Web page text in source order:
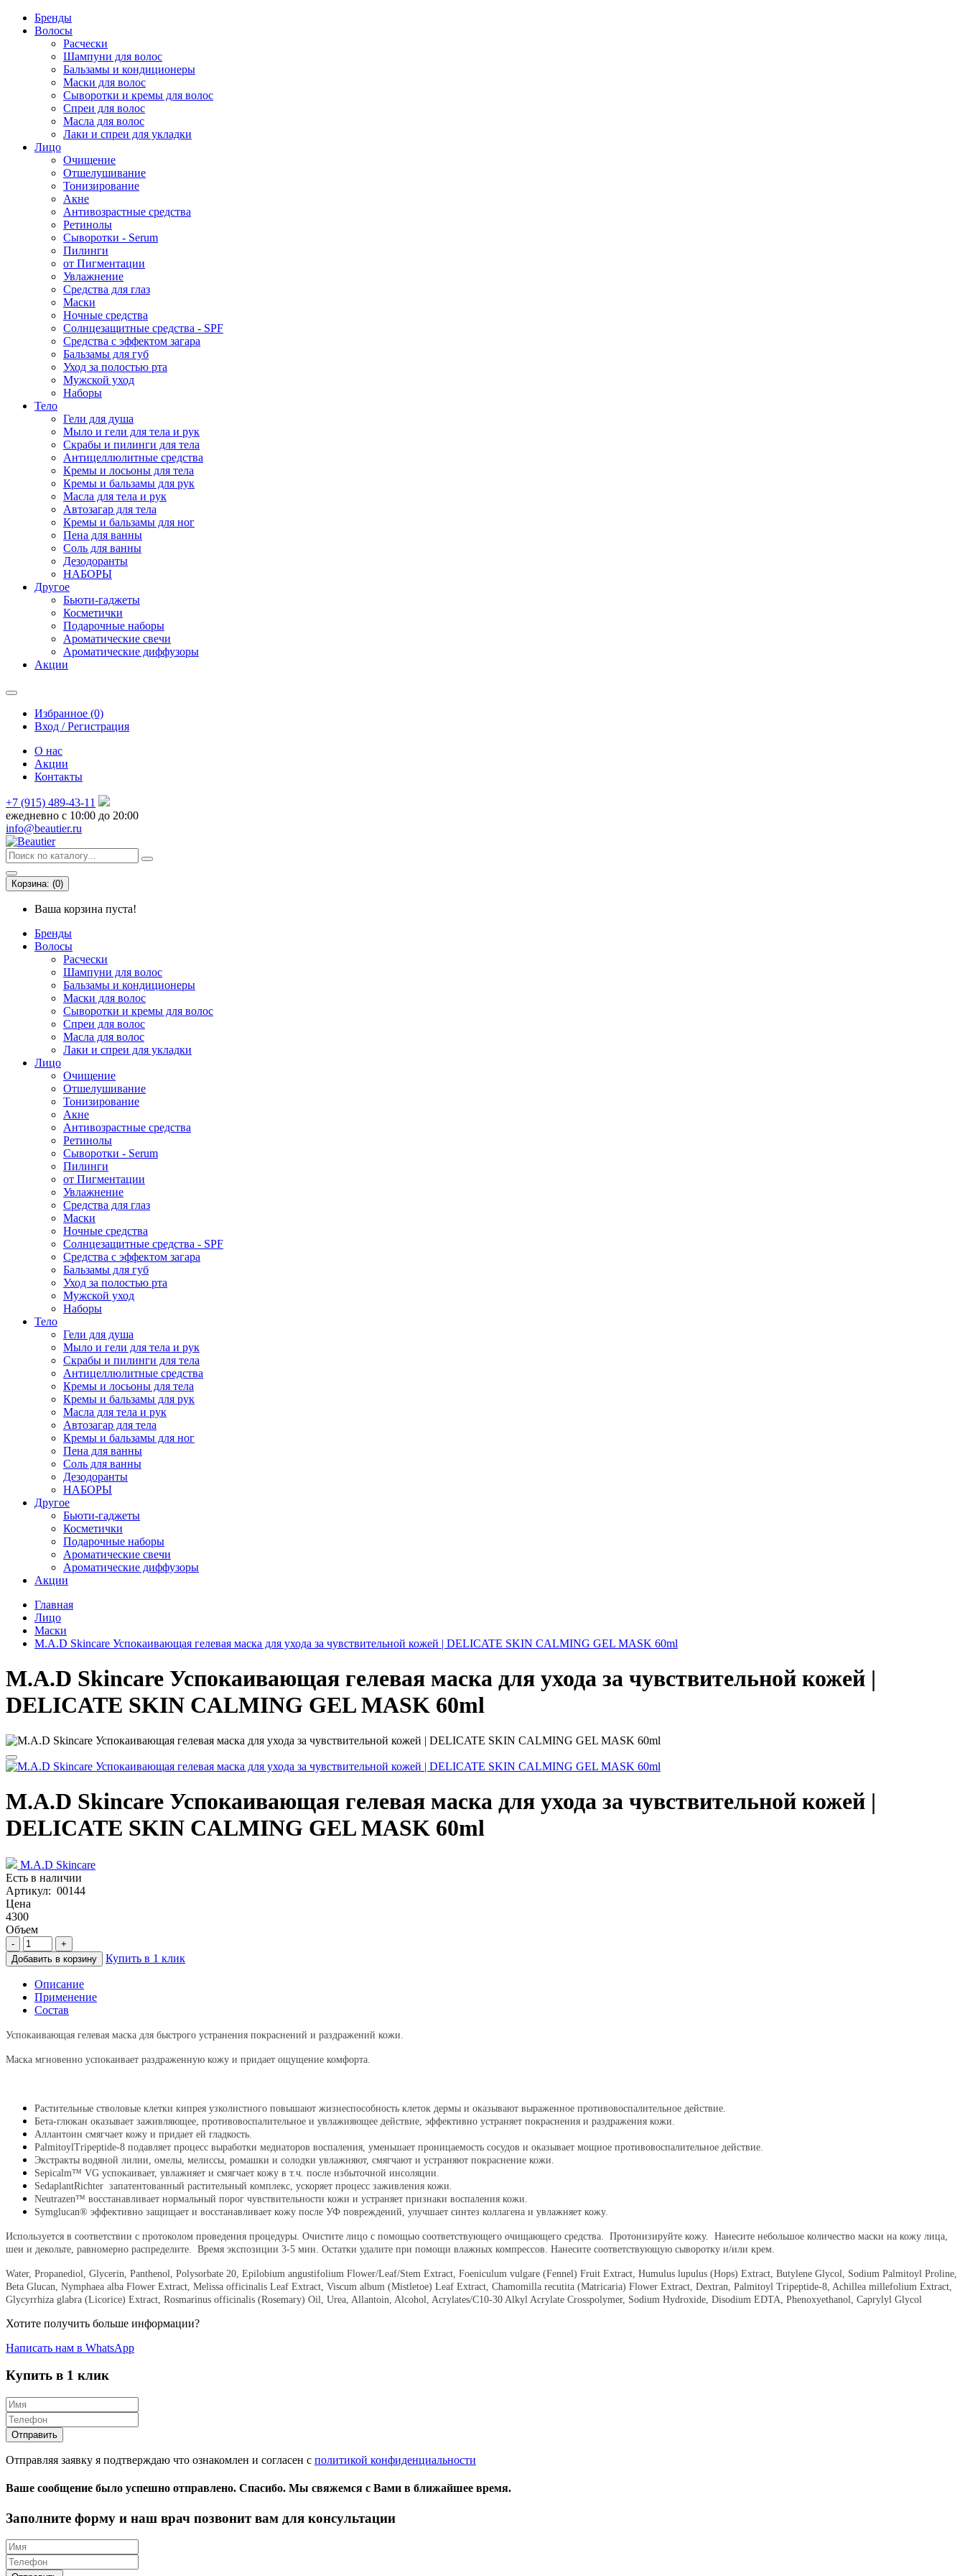
Бренды
Волосы
Расчески
Шампуни для волос
Бальзамы и кондиционеры
Маски для волос
Сыворотки и кремы для волос
Спреи для волос
Масла для волос
Лаки и спреи для укладки
Лицо
Очищение
Отшелушивание
Тонизирование
Акне
Антивозрастные средства
Ретинолы
Сыворотки - Serum
Пилинги
от Пигментации
Увлажнение
Средства для глаз
Маски
Ночные средства
Солнцезащитные средства - SPF
Средства c эффектом загара
Бальзамы для губ
Уход за полостью рта
Мужской уход
Наборы
Тело
Гели для душа
Мыло и гели для тела и рук
Скрабы и пилинги для тела
Антицеллюлитные средства
Кремы и лосьоны для тела
Кремы и бальзамы для рук
Масла для тела и рук
Автозагар для тела
Кремы и бальзамы для ног
Пена для ванны
Соль для ванны
Дезодоранты
НАБОРЫ
Другое
Бьюти-гаджеты
Косметички
Подарочные наборы
Ароматические свечи
Ароматические диффузоры
Акции
Избранное (0)
Вход / Регистрация
О нас
Акции
Контакты
+7 (915) 489-43-11
ежедневно с 10:00 до 20:00
info@beautier.ru
Корзина: (0)
Ваша корзина пуста!
Бренды
Волосы
Расчески
Шампуни для волос
Бальзамы и кондиционеры
Маски для волос
Сыворотки и кремы для волос
Спреи для волос
Масла для волос
Лаки и спреи для укладки
Лицо
Очищение
Отшелушивание
Тонизирование
Акне
Антивозрастные средства
Ретинолы
Сыворотки - Serum
Пилинги
от Пигментации
Увлажнение
Средства для глаз
Маски
Ночные средства
Солнцезащитные средства - SPF
Средства c эффектом загара
Бальзамы для губ
Уход за полостью рта
Мужской уход
Наборы
Тело
Гели для душа
Мыло и гели для тела и рук
Скрабы и пилинги для тела
Антицеллюлитные средства
Кремы и лосьоны для тела
Кремы и бальзамы для рук
Масла для тела и рук
Автозагар для тела
Кремы и бальзамы для ног
Пена для ванны
Соль для ванны
Дезодоранты
НАБОРЫ
Другое
Бьюти-гаджеты
Косметички
Подарочные наборы
Ароматические свечи
Ароматические диффузоры
Акции
Главная
Лицо
Маски
M.A.D Skincare Успокаивающая гелевая маска для ухода за чувствительной кожей | DELICATE SKIN CALMING GEL MASK 60ml
M.A.D Skincare Успокаивающая гелевая маска для ухода за чувствительной кожей |
DELICATE SKIN CALMING GEL MASK 60ml
M.A.D Skincare Успокаивающая гелевая маска для ухода за чувствительной кожей |
DELICATE SKIN CALMING GEL MASK 60ml
M.A.D Skincare
Есть в наличии
Артикул: 00144
Цена
4300
Объем
-
+
Добавить в корзину
Купить в 1 клик
Описание
Применение
Состав
Успокаивающая гелевая маска для быстрого устранения покраснений и раздражений кожи.
Маска мгновенно успокаивает раздраженную кожу и придает ощущение комфорта.
Растительные стволовые клетки кипрея узколистного повышают жизнеспособность клеток дермы и оказывают выраженное противовоспалительное действие.
Бета-глюкан оказывает заживляющее, противовоспалительное и увлажняющее действие, эффективно устраняет покраснения и раздражения кожи.
Аллантоин смягчает кожу и придает ей гладкость.
PalmitoylTripeptide-8 подавляет процесс выработки медиаторов воспаления, уменьшает проницаемость сосудов и оказывает мощное противовоспалительное действие.
Экстракты водяной лилии, омелы, мелиссы, ромашки и солодки увлажняют, смягчают и устраняют покраснение кожи.
Sepicalm™ VG успокаивает, увлажняет и смягчает кожу в т.ч. после избыточной инсоляции.
SedaplantRichter запатентованный растительный комплекс, ускоряет процесс заживления кожи.
Neutrazen™ восстанавливает нормальный порог чувствительности кожи и устраняет признаки воспаления кожи.
Symglucan® эффективно защищает и восстанавливает кожу после УФ повреждений, улучшает синтез коллагена и увлажняет кожу.
Используется в соответствии с протоколом проведения процедуры. Очистите лицо с помощью соответствующего очищающего средства. Протонизируйте кожу. Нанесите небольшое количество маски на кожу лица,
шеи и декольте, равномерно распределите. Время экспозиции 3-5 мин. Остатки удалите при помощи влажных компрессов. Нанесите соответствующую сыворотку и/или крем.
Water, Propanediol, Glycerin, Panthenol, Polysorbate 20, Epilobium angustifolium Flower/Leaf/Stem Extract, Foeniculum vulgare (Fennel) Fruit Extract, Humulus lupulus (Hops) Extract, Butylene Glycol, Sodium Palmitoyl Proline,
Beta Glucan, Nymphaea alba Flower Extract, Melissa officinalis Leaf Extract, Viscum album (Mistletoe) Leaf Extract, Chamomilla recutita (Matricaria) Flower Extract, Dextran, Palmitoyl Tripeptide-8, Achillea millefolium Extract,
Glycyrrhiza glabra (Licorice) Extract, Rosmarinus officinalis (Rosemary) Oil, Urea, Allantoin, Alcohol, Acrylates/C10-30 Alkyl Acrylate Crosspolymer, Sodium Hydroxide, Disodium EDTA, Phenoxyethanol, Caprylyl Glycol
Хотите получить больше информации?
Написать нам в WhatsApp
Купить в 1 клик
Отправляя заявку я подтверждаю что ознакомлен и согласен с политикой конфиденциальности
Ваше сообщение было успешно отправлено. Спасибо. Mы свяжемся с Вами в ближайшее время.
Заполните форму и наш врач позвонит вам для консультации